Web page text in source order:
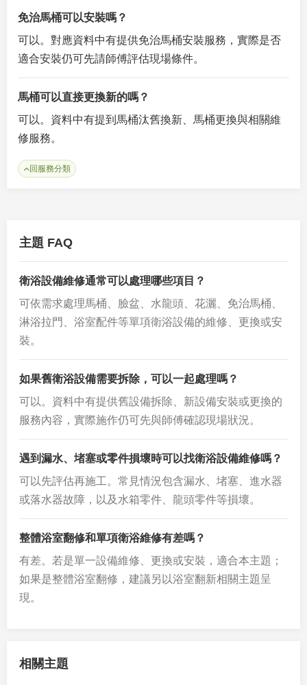
免治馬桶可以安裝嗎？
可以。對應資料中有提供免治馬桶安裝服務，實際是否
適合安裝仍可先請師傅評估現場條件。
馬桶可以直接更換新的嗎？
可以。資料中有提到馬桶汰舊換新、馬桶更換與相關維
修服務。
回服務分類
主題 FAQ
衛浴設備維修通常可以處理哪些項目？
可依需求處理馬桶、臉盆、水龍頭、花灑、免治馬桶、
淋浴拉門、浴室配件等單項衛浴設備的維修、更換或安
裝。
如果舊衛浴設備需要拆除，可以一起處理嗎？
可以。資料中有提供舊設備拆除、新設備安裝或更換的
服務內容，實際施作仍可先與師傅確認現場狀況。
遇到漏水、堵塞或零件損壞時可以找衛浴設備維修嗎？
可以先評估再施工。常見情況包含漏水、堵塞、進水器
或落水器故障，以及水箱零件、龍頭零件等損壞。
整體浴室翻修和單項衛浴維修有差嗎？
有差。若是單一設備維修、更換或安裝，適合本主題；
如果是整體浴室翻修，建議另以浴室翻新相關主題呈
現。
相關主題